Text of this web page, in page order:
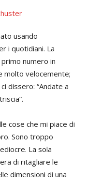
usando
i quotidiani. La
numero in
molto velocemente;
dissero: “Andate a
cose che mi piace di
Sono troppo
La sola
di ritagliare le
dimensioni di una